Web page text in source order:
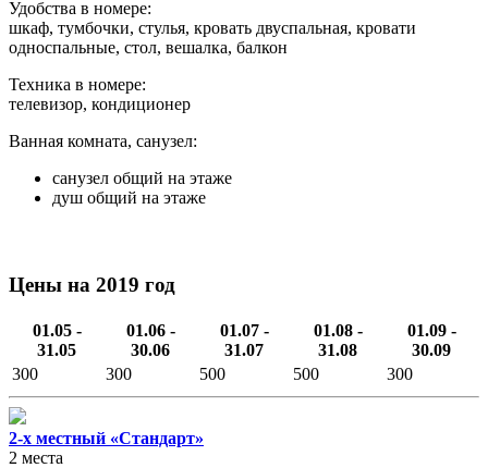
Удобства в номере:
шкаф, тумбочки, стулья, кровать двуспальная, кровати
односпальные, стол, вешалка, балкон
Техника в номере:
телевизор, кондиционер
Ванная комната, санузел:
санузел общий на этаже
душ общий на этаже
Цены на 2019 год
01.05 -
31.05
01.06 -
30.06
01.07 -
31.07
01.08 -
31.08
01.09 -
30.09
300
300 500 500 300
2-х местный «Стандарт»
2 места